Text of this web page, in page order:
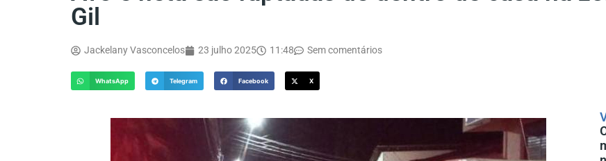
Gil
Jackelany Vasconcelos 23 julho 2025 11:48 Sem comentários
WhatsApp Telegram Facebook X